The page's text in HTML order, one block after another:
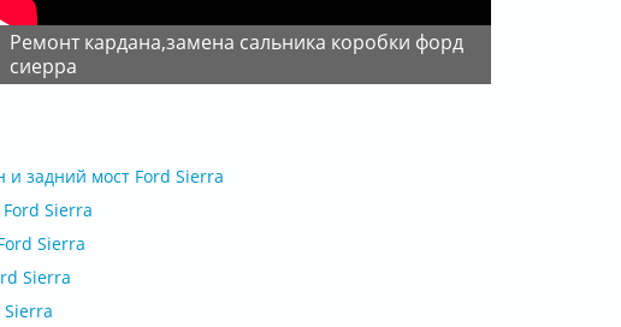
Ремонт кардана,замена сальника коробки форд
сиерра
задний мост Ford Sierra
Sierra
Sierra
Sierra
Sierra